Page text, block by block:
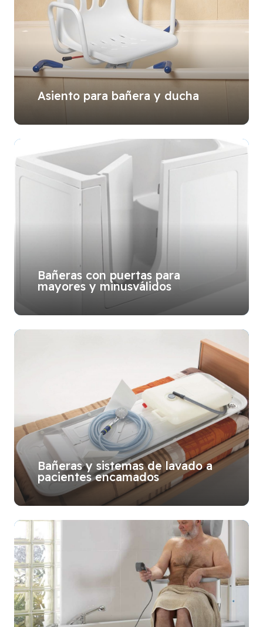
Asiento para bañera y ducha
Bañeras con puertas para
mayores y minusválidos
Bañeras y sistemas de lavado a
pacientes encamados